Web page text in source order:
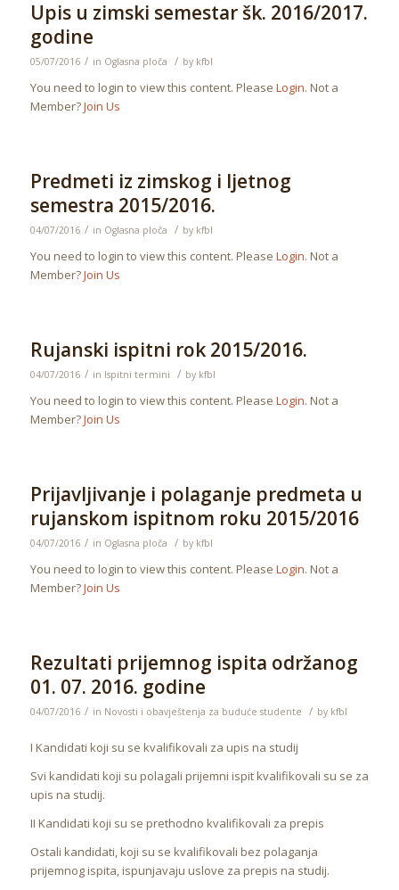
Upis u zimski semestar šk. 2016/2017.
godine
05/07/2016 / in Oglasna ploča / by kfbl
You need to login to view this content. Please Login. Not a
Member?Join Us
Predmeti iz zimskog i ljetnog
semestra 2015/2016.
04/07/2016 / in Oglasna ploča / by kfbl
You need to login to view this content. Please Login. Not a
Member?Join Us
Rujanski ispitni rok 2015/2016.
04/07/2016 / in Ispitni termini / by kfbl
You need to login to view this content. Please Login. Not a
Member?Join Us
Prijavljivanje i polaganje predmeta u
rujanskom ispitnom roku 2015/2016
04/07/2016 / in Oglasna ploča / by kfbl
You need to login to view this content. Please Login. Not a
Member?Join Us
Rezultati prijemnog ispita održanog
01. 07. 2016. godine
04/07/2016 / in Novosti i obavještenja za buduće studente / by kfbl
I Kandidati koji su se kvalifikovali za upis na studij
Svi kandidati koji su polagali prijemni ispit kvalifikovali su se za
upis na studij.
II Kandidati koji su se prethodno kvalifikovali za prepis
Ostali kandidati, koji su se kvalifikovali bez polaganja
prijemnog ispita, ispunjavaju uslove za prepis na studij.